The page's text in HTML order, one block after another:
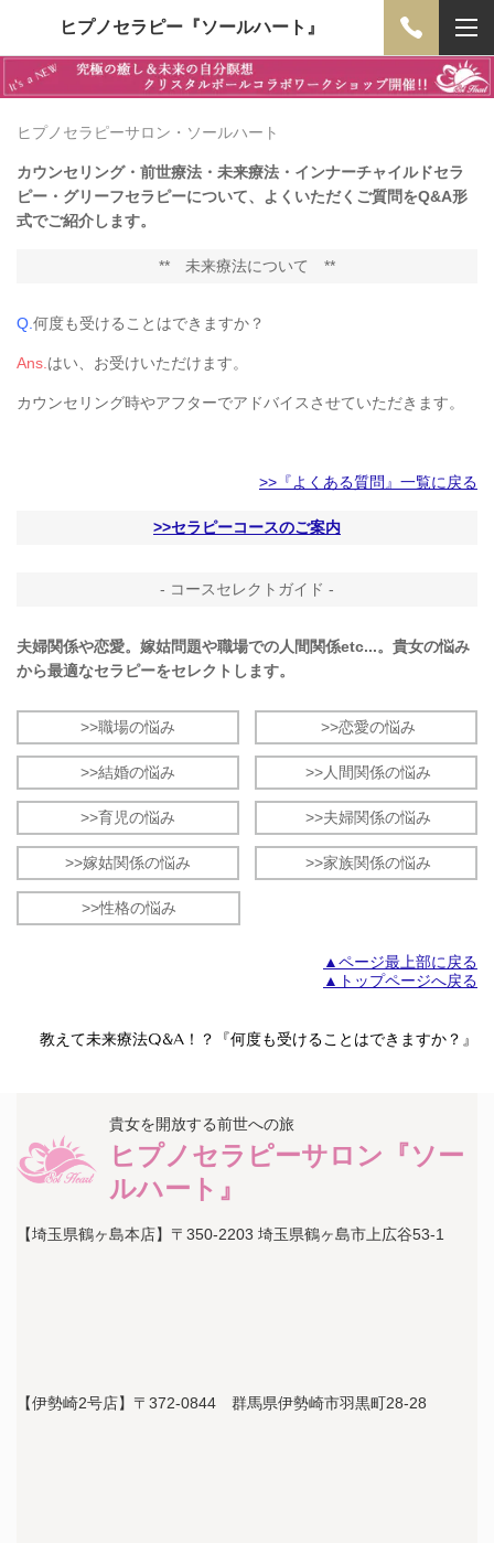
ヒプノセラピー『ソールハート』
ヒプノセラピーサロン・ソールハート
カウンセリング・前世療法・未来療法・インナーチャイルドセラ
ピー・グリーフセラピーについて、よくいただくご質問をQ&A形
式でご紹介します。
** 未来療法について **
Q. 何度も受けることはできますか？
Ans. はい、お受けいただけます。
カウンセリング時やアフターでアドバイスさせていただきます。
>>『よくある質問』一覧に戻る
>>セラピーコースのご案内
- コースセレクトガイド -
夫婦関係や恋愛。嫁姑問題や職場での人間関係etc...。貴女の悩み
から最適なセラピーをセレクトします。
>>職場の悩み >>恋愛の悩み
>>結婚の悩み >>人間関係の悩み
>>育児の悩み >>夫婦関係の悩み
>>嫁姑関係の悩み >>家族関係の悩み
>>性格の悩み
▲ページ最上部に戻る
▲トップページへ戻る
教えて未来療法Q&A！？『何度も受けることはできますか？』
貴女を開放する前世への旅
ヒプノセラピーサロン『ソー
ルハート』
【埼玉県鶴ヶ島本店】〒350-2203 埼玉県鶴ヶ島市上広谷53-1
【伊勢崎2号店】〒372-0844 群馬県伊勢崎市羽黒町28-28